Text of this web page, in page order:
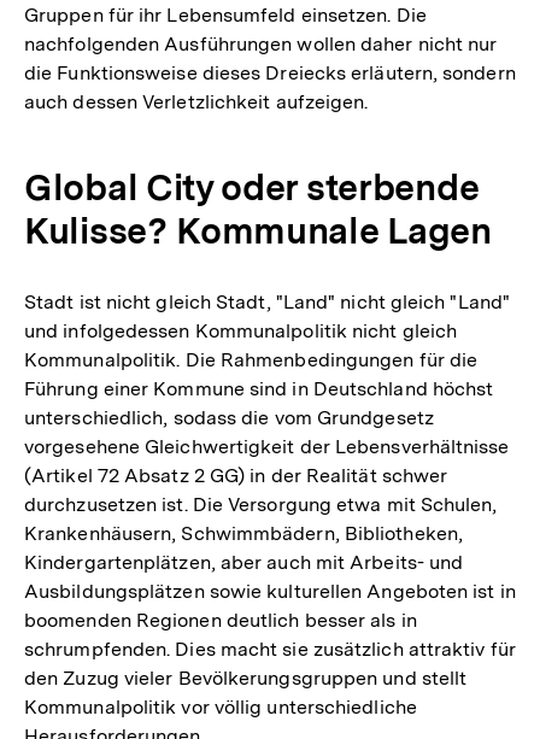
Gruppen für ihr Lebensumfeld einsetzen. Die
nachfolgenden Ausführungen wollen daher nicht nur
die Funktionsweise dieses Dreiecks erläutern, sondern
auch dessen Verletzlichkeit aufzeigen.
Global City oder sterbende
Kulisse? Kommunale Lagen
Stadt ist nicht gleich Stadt, "Land" nicht gleich "Land"
und infolgedessen Kommunalpolitik nicht gleich
Kommunalpolitik. Die Rahmenbedingungen für die
Führung einer Kommune sind in Deutschland höchst
unterschiedlich, sodass die vom Grundgesetz
vorgesehene Gleichwertigkeit der Lebensverhältnisse
(Artikel 72 Absatz 2 GG) in der Realität schwer
durchzusetzen ist. Die Versorgung etwa mit Schulen,
Krankenhäusern, Schwimmbädern, Bibliotheken,
Kindergartenplätzen, aber auch mit Arbeits- und
Ausbildungsplätzen sowie kulturellen Angeboten ist in
boomenden Regionen deutlich besser als in
schrumpfenden. Dies macht sie zusätzlich attraktiv für
den Zuzug vieler Bevölkerungsgruppen und stellt
Kommunalpolitik vor völlig unterschiedliche